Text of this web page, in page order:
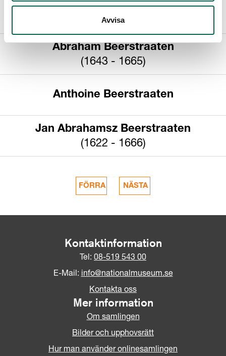
Avvisa
David Beck
(1621 - 1656)
Abraham Beerstraaten
(1643 - 1665)
Anthoine Beerstraaten
Jan Abrahamsz Beerstraaten
(1622 - 1666)
Kontaktinformation
Tel: 08-519 543 00
E-Mail: info@nationalmuseum.se
Kontakta oss
Mer information
Om samlingen
Bilder och upphovsrätt
Hur man använder onlinesamlingen